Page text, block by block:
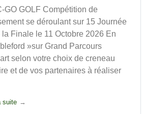
GO GOLF Compétition de
se déroulant sur 15 Journée
la Finale le 11 Octobre 2026 En
»sur Grand Parcours
selon votre choix de creneau
et de vos partenaires à réaliser
suite